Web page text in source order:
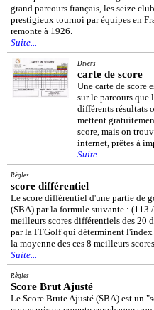
grand parcours français, les seize
prestigieux tournoi par équipes en
remonte à 1926.
Suite...
Divers
carte de score
Une carte de score
sur le parcours que
différents résultats
mettent
score, mais on
internet, prêtes à
Suite...
Règles
score différentiel
Le score différentiel d'une partie de
(SBA) par la formule suivante : (113
meilleurs scores différentiels des 20
par la FFGolf qui déterminent
la moyenne des ces 8 meilleurs
Suite...
Règles
Score Brut Ajusté
Le Score Brute Ajusté (SBA) est un